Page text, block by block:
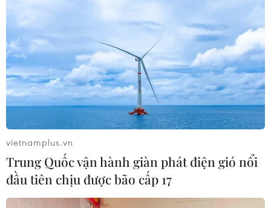
vietnamplus.vn
Trung Quốc vận hành giàn phát điện gió nổi
đầu tiên chịu được bão cấp 17